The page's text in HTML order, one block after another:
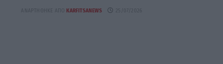
KARFITSANEWS 25/07/2026